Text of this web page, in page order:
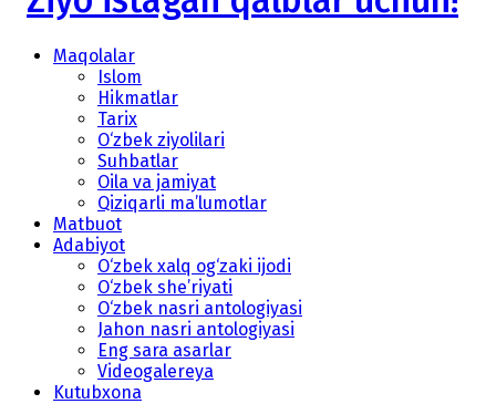
Maqolalar
Islom
Hikmatlar
Tarix
O‘zbek ziyolilari
Suhbatlar
Oila va jamiyat
Qiziqarli ma’lumotlar
Matbuot
Adabiyot
O‘zbek xalq og‘zaki ijodi
O‘zbek she’riyati
O‘zbek nasri antologiyasi
Jahon nasri antologiyasi
Eng sara asarlar
Videogalereya
Kutubxona